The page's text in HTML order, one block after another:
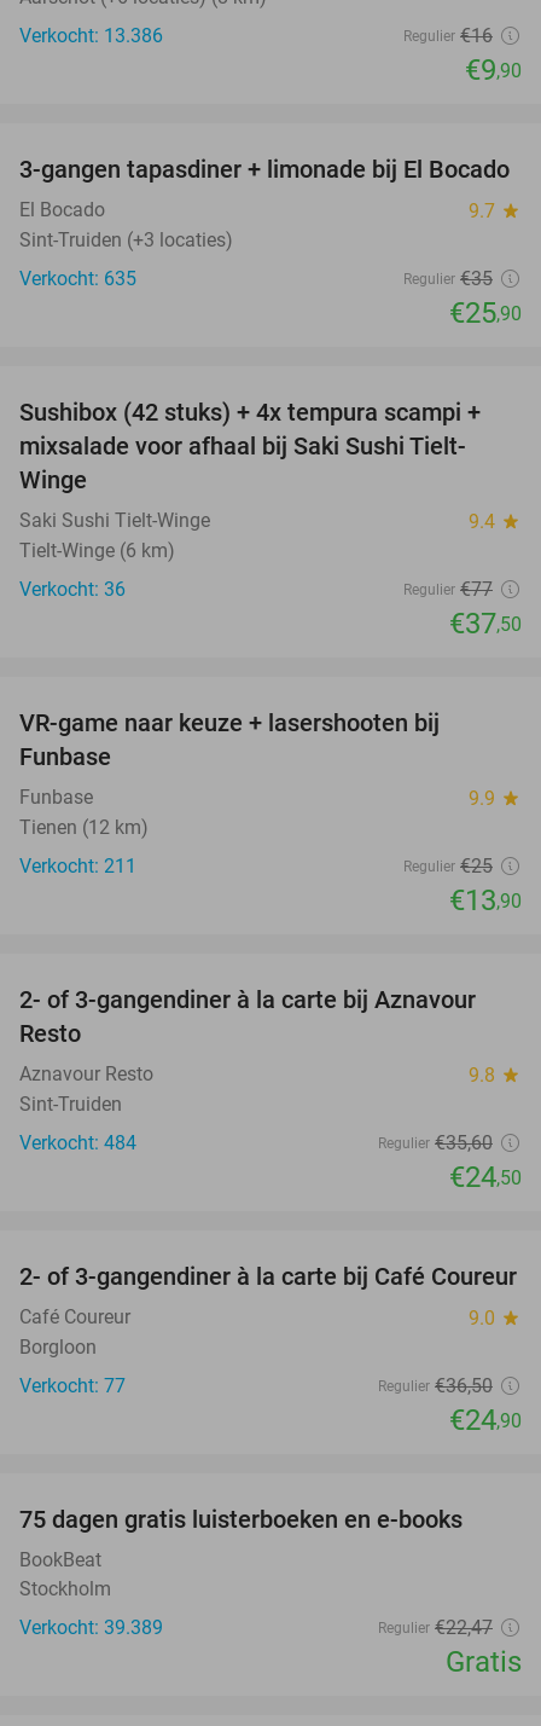
Verkocht: 13.386
Regulier €16
€9,90
26%
3-gangen tapasdiner + limonade bij El Bocado
El Bocado 9.7 star
Sint-Truiden (+3 locaties)
Verkocht: 635
Regulier €35
€25,90
51%
Sushibox (42 stuks) + 4x tempura scampi +
mixsalade voor afhaal bij Saki Sushi Tielt-
Winge
Saki Sushi Tielt-Winge 9.4 star
Tielt-Winge (6 km)
Verkocht: 36
Regulier €77
€37,50
VR-game naar keuze + lasershooten bij
Funbase
Funbase 9.9 star
Tienen (12 km)
Verkocht: 211
Regulier €25
€13,90
31%
2- of 3-gangendiner à la carte bij Aznavour
Resto
Aznavour Resto 9.8 star
Sint-Truiden
Verkocht: 484
Regulier €35,60
€24,50
32%
2- of 3-gangendiner à la carte bij Café Coureur
Café Coureur 9.0 star
Borgloon
Verkocht: 77
Regulier €36,50
€24,90
75 dagen gratis luisterboeken en e-books
BookBeat
Stockholm
Verkocht: 39.389
Regulier €22,47
Gratis